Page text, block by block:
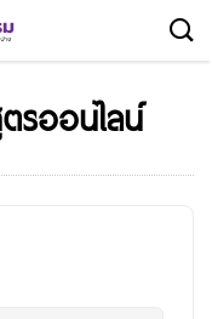
รออนไลน์